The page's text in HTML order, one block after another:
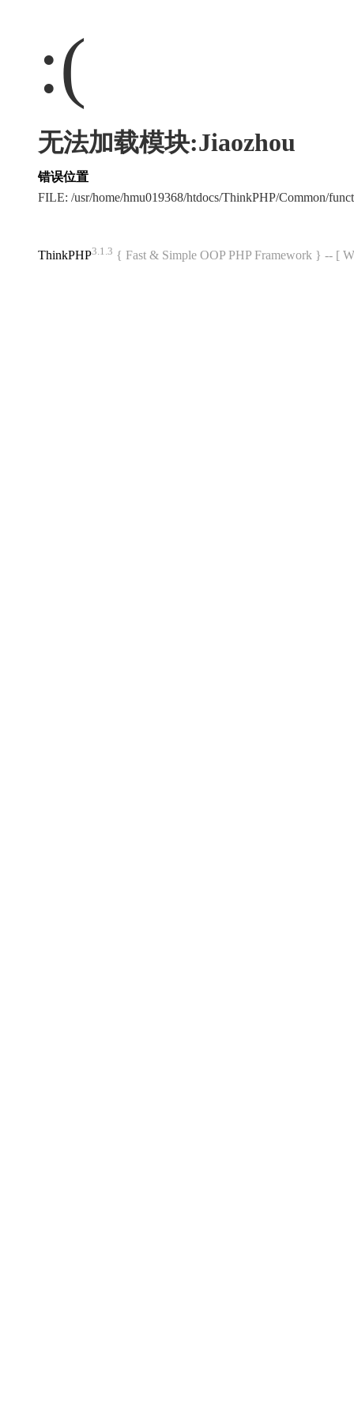
:(
无法加载模块:Jiaozhou
错误位置
FILE: /usr/home/hmu019368/htdocs/ThinkPHP/Common/
ThinkPHP3.1.3 { Fast & Simple OOP PHP Framework } -- [